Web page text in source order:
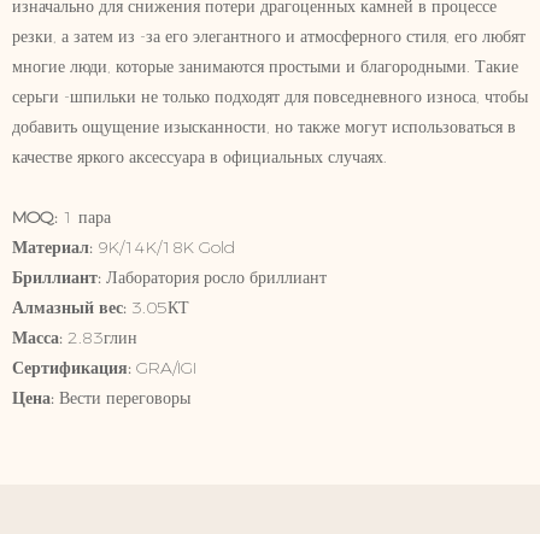
изначально для снижения потери драгоценных камней в процессе
резки, а затем из -за его элегантного и атмосферного стиля, его любят
многие люди, которые занимаются простыми и благородными. Такие
серьги -шпильки не только подходят для повседневного износа, чтобы
добавить ощущение изысканности, но также могут использоваться в
качестве яркого аксессуара в официальных случаях.
MOQ: 1 пара
Материал: 9K/14K/18K Gold
Бриллиант: Лаборатория росло бриллиант
Алмазный вес: 3.05КТ
Масса: 2.83глин
Сертификация: GRA/IGI
Цена: Вести переговоры